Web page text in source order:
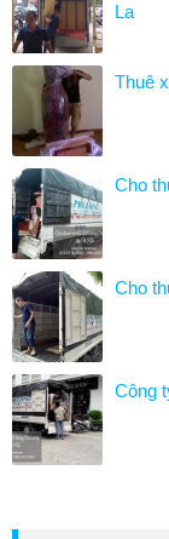
La
Thuê
Cho
Cho
Công